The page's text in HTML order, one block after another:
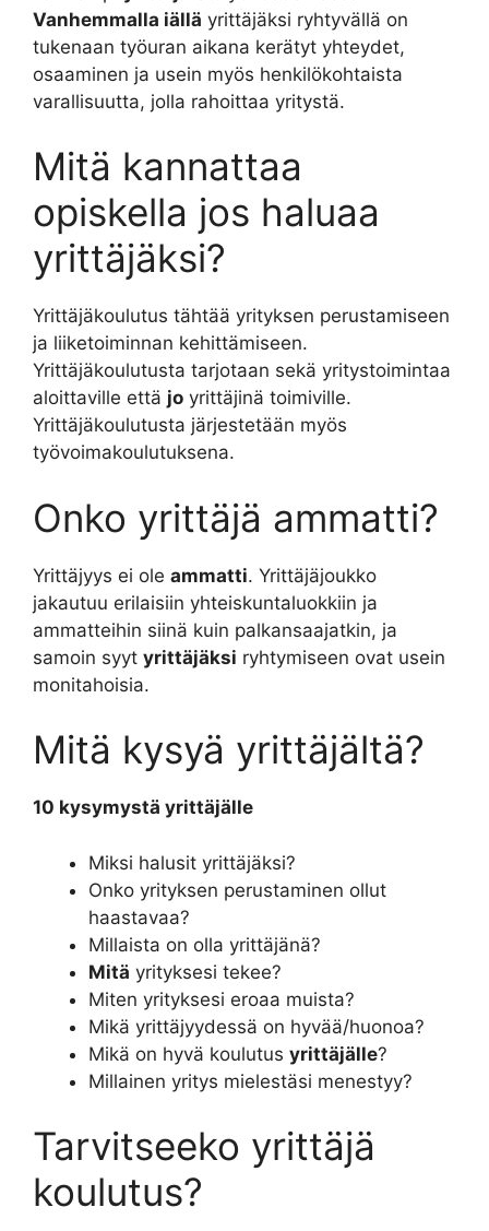
Vanhemmalla iällä yrittäjäksi ryhtyvällä on
tukenaan työuran aikana kerätyt yhteydet,
osaaminen ja usein myös henkilökohtaista
varallisuutta, jolla rahoittaa yritystä.
Mitä kannattaa
opiskella jos haluaa
yrittäjäksi?
Yrittäjäkoulutus tähtää yrityksen perustamiseen
ja liiketoiminnan kehittämiseen.
Yrittäjäkoulutusta tarjotaan sekä yritystoimintaa
aloittaville että jo yrittäjinä toimiville.
Yrittäjäkoulutusta järjestetään myös
työvoimakoulutuksena.
Onko yrittäjä ammatti?
Yrittäjyys ei ole ammatti. Yrittäjäjoukko
jakautuu erilaisiin yhteiskuntaluokkiin ja
ammatteihin siinä kuin palkansaajatkin, ja
samoin syyt yrittäjäksi ryhtymiseen ovat usein
monitahoisia.
Mitä kysyä yrittäjältä?
10 kysymystä yrittäjälle
Miksi halusit yrittäjäksi?
Onko yrityksen perustaminen ollut
haastavaa?
Millaista on olla yrittäjänä?
Mitä yrityksesi tekee?
Miten yrityksesi eroaa muista?
Mikä yrittäjyydessä on hyvää/huonoa?
Mikä on hyvä koulutus yrittäjälle?
Millainen yritys mielestäsi menestyy?
Tarvitseeko yrittäjä
koulutus?